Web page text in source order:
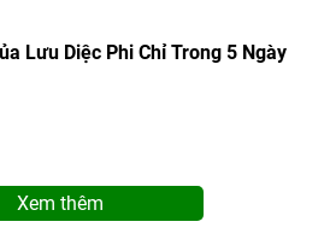
Lưu Diệc Phi Chỉ Trong 5 Ngày
Xem thêm